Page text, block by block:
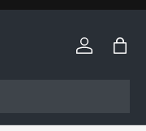
Einloggen